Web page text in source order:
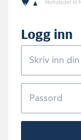
Logg inn